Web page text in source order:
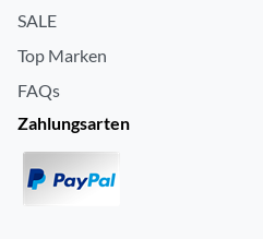
SALE
Top Marken
FAQs
Zahlungsarten